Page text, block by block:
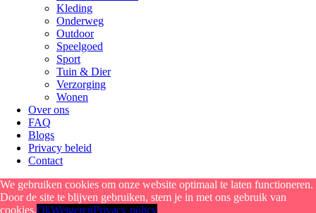
Kleding
Onderweg
Outdoor
Speelgoed
Sport
Tuin & Dier
Verzorging
Wonen
Over ons
FAQ
Blogs
Privacy beleid
Contact
We gebruiken cookies om onze website optimaal te laten functioneren.
Door de site te blijven gebruiken, stem je in met ons gebruik van
cookies.OkWeigerenPrivacy policy